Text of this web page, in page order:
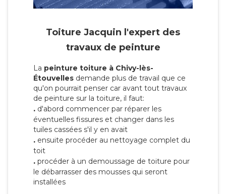
Toiture Jacquin l'expert des
travaux de peinture
La peinture toiture à Chivy-lès-
Étouvelles demande plus de travail que ce
qu'on pourrait penser car avant tout travaux
de peinture sur la toiture, il faut:
. d'abord commencer par réparer les
éventuelles fissures et changer dans les
tuiles cassées s'il y en avait
. ensuite procéder au nettoyage complet du
toit
. procéder à un demoussage de toiture pour
le débarrasser des mousses qui seront
installées